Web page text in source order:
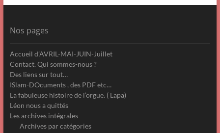
Nos pages
Accueil d’AVRIL-MAI-JUIN-Juillet
Contact. Qui sommes-nous ?
Des liens sur tout…
ISlam-DOcuments , des PDF etc…
La fabuleuse histoire de l’orgue. ( Lapa)
Léon nous a quittés
Les archives intégrales
Archives par catégories